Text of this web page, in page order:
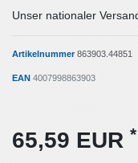
Unser nationaler
Artikelnummer863903.44851
EAN 4007998863903
65,59 EUR *